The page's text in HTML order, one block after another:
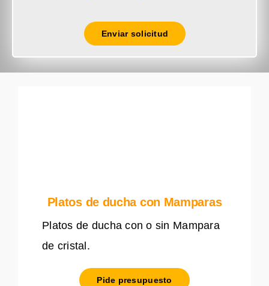
Enviar solicitud
Platos de ducha con Mamparas
Platos de ducha con o sin Mampara
de cristal.
Pide presupuesto